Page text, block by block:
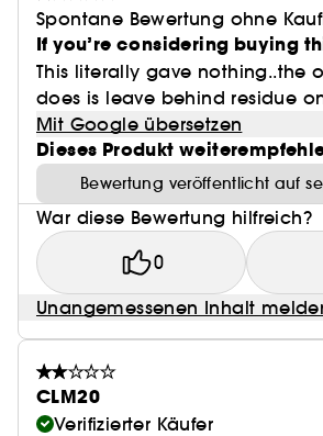
Spontane Bewertung ohne
If you’re considering buying
This literally gave nothing..the
does is leave behind residue
Mit Google übersetzen
Dieses Produkt
Bewertung veröffentlicht auf
War diese Bewertung hilfreich?
0
Unangemessenen Inhalt
CLM20
Verifizierter Käufer